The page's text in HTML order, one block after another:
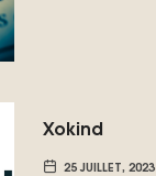
Xokind
25 JUILLET, 2023